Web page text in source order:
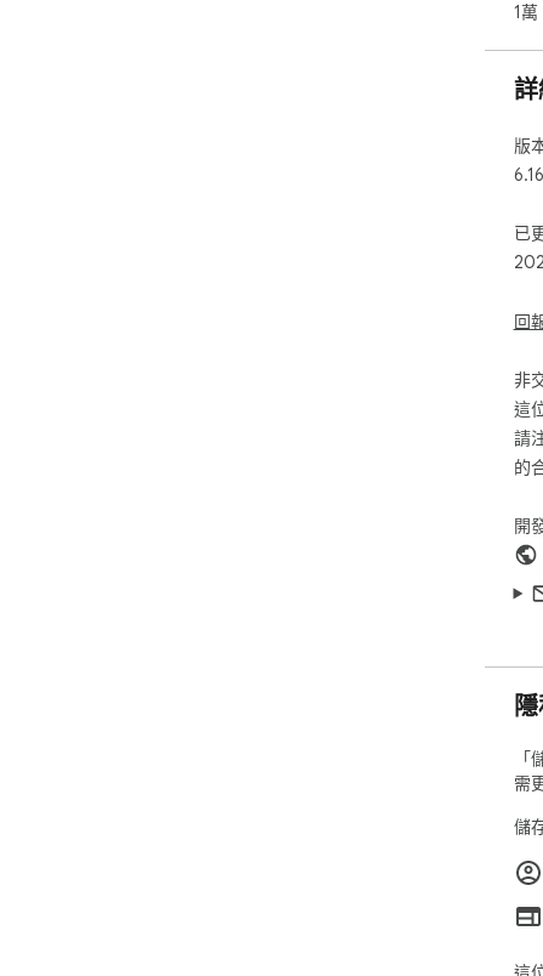
1
版
已
回
開
非
這
請
的
需
儲